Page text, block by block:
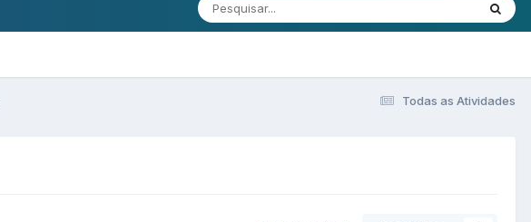
Todas as Atividades